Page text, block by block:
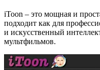
iToon – это мощная и
подходит как для
и искусственный
мультфильмов.